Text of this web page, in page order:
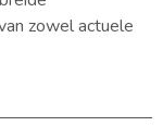
zowel actuele